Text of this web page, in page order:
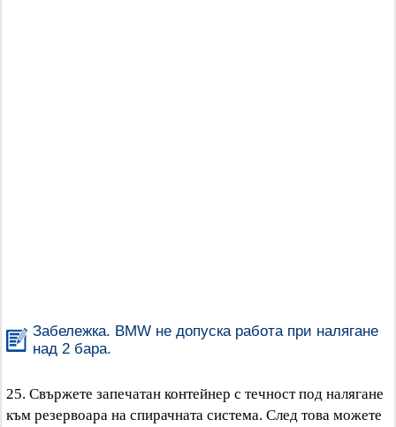
Забележка. BMW не допуска работа при налягане
над 2 бара.
25. Свържете запечатан контейнер с течност под налягане
към резервоара на спирачната система. След това можете